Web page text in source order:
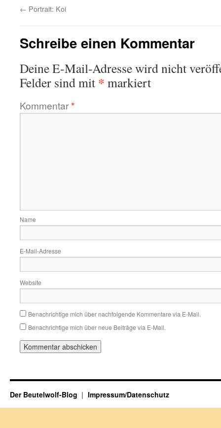
← Portrait: Koi
Schreibe einen Kommentar
Deine E-Mail-Adresse wird nicht
Felder sind mit * markiert
Kommentar*
Name
E-Mail-Adresse
Website
Benachrichtige mich über nachfolgende Kommentare via E-Mail.
Benachrichtige mich über neue Beiträge via E-Mail.
Der Beutelwolf-Blog Impressum/Datenschutz